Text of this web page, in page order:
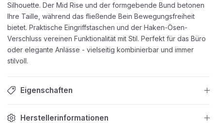
Silhouette. Der Mid Rise und der formgebende Bund betonen
Ihre Taille, während das fließende Bein Bewegungsfreiheit
bietet. Praktische Eingriffstaschen und der Haken-Ösen-
Verschluss vereinen Funktionalität mit Stil. Perfekt für das Büro
oder elegante Anlässe - vielseitig kombinierbar und immer
stilvoll.
Eigenschaften
Herstellerinformationen